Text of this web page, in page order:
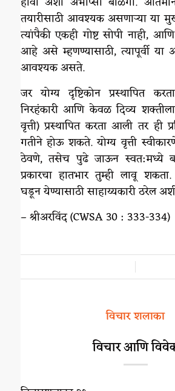
तयारीसाठी आवश्यक असणाऱ्या या
त्यांपैकी एकही गोष्ट सोपी नाही,
आहे असे म्हणण्यासाठी, त्यापूर्वी या
आवश्यक असते.
जर योग्य दृष्टिकोन प्रस्थापित
निरहंकारी आणि केवळ दिव्य
वृत्ती) प्रस्थापित करता आली तर ही
गतीने होऊ शकते. योग्य वृत्ती
ठेवणे, तसेच पुढे जाऊन स्वत:मध्ये
प्रकारचा हातभार तुम्ही लावू
घडून येण्यासाठी साहाय्यकारी ठरेल
– श्रीअरविंद (CWSA 30 : 333-334)
विचार शलाका
विचार आणि